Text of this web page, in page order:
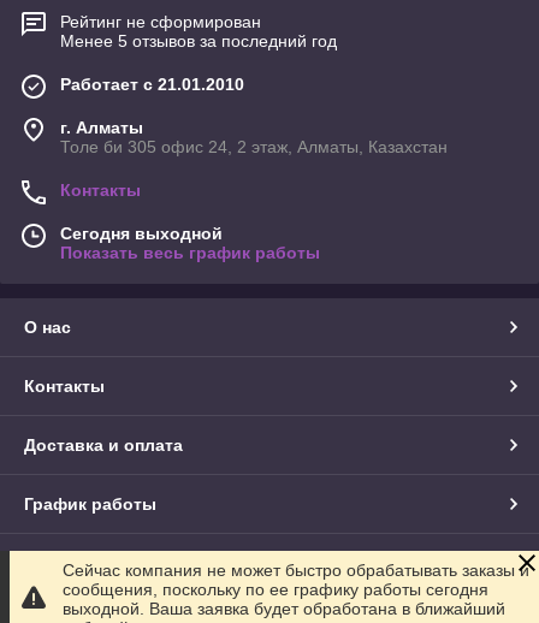
Рейтинг не сформирован
Менее 5 отзывов за последний год
Работает с 21.01.2010
г. Алматы
Толе би 305 офис 24, 2 этаж, Алматы, Казахстан
Контакты
Сегодня выходной
Показать весь график работы
О нас
Контакты
Доставка и оплата
График работы
Полная версия сайта
Сейчас компания не может быстро обрабатывать заказы и
сообщения, поскольку по ее графику работы сегодня
выходной. Ваша заявка будет обработана в ближайший